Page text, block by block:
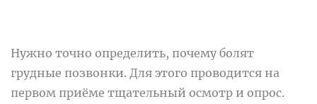
Нужно точно определить, почему болят
грудные позвонки. Для этого проводится на
первом приёме тщательный осмотр и опрос.